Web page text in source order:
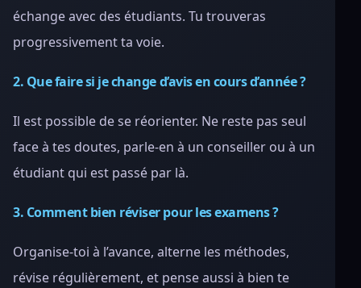
échange avec des étudiants. Tu trouveras
progressivement ta voie.
2. Que faire si je change d’avis en cours d’année ?
Il est possible de se réorienter. Ne reste pas seul
face à tes doutes, parle-en à un conseiller ou à un
étudiant qui est passé par là.
3. Comment bien réviser pour les examens ?
Organise-toi à l’avance, alterne les méthodes,
révise régulièrement, et pense aussi à bien te